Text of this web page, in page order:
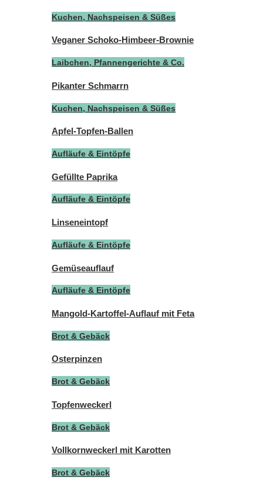
Kuchen, Nachspeisen & Süßes
Veganer Schoko-Himbeer-Brownie
Laibchen, Pfannengerichte & Co.
Pikanter Schmarrn
Kuchen, Nachspeisen & Süßes
Apfel-Topfen-Ballen
Aufläufe & Eintöpfe
Gefüllte Paprika
Aufläufe & Eintöpfe
Linseneintopf
Aufläufe & Eintöpfe
Gemüseauflauf
Aufläufe & Eintöpfe
Mangold-Kartoffel-Auflauf mit Feta
Brot & Gebäck
Osterpinzen
Brot & Gebäck
Topfenweckerl
Brot & Gebäck
Vollkornweckerl mit Karotten
Brot & Gebäck